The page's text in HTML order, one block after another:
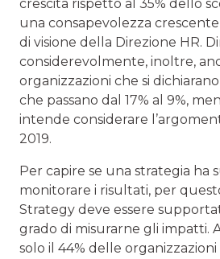
crescita rispetto al 35% dello
una consapevolezza
di visione della Direzione HR.
considerevolmente, inoltre,
organizzazioni che si
che passano dal 17% al 9%,
intende considerare
2019.
Per capire se una strategia ha
monitorare i risultati, per
Strategy deve essere
grado di misurarne gli impatti.
solo il 44% delle